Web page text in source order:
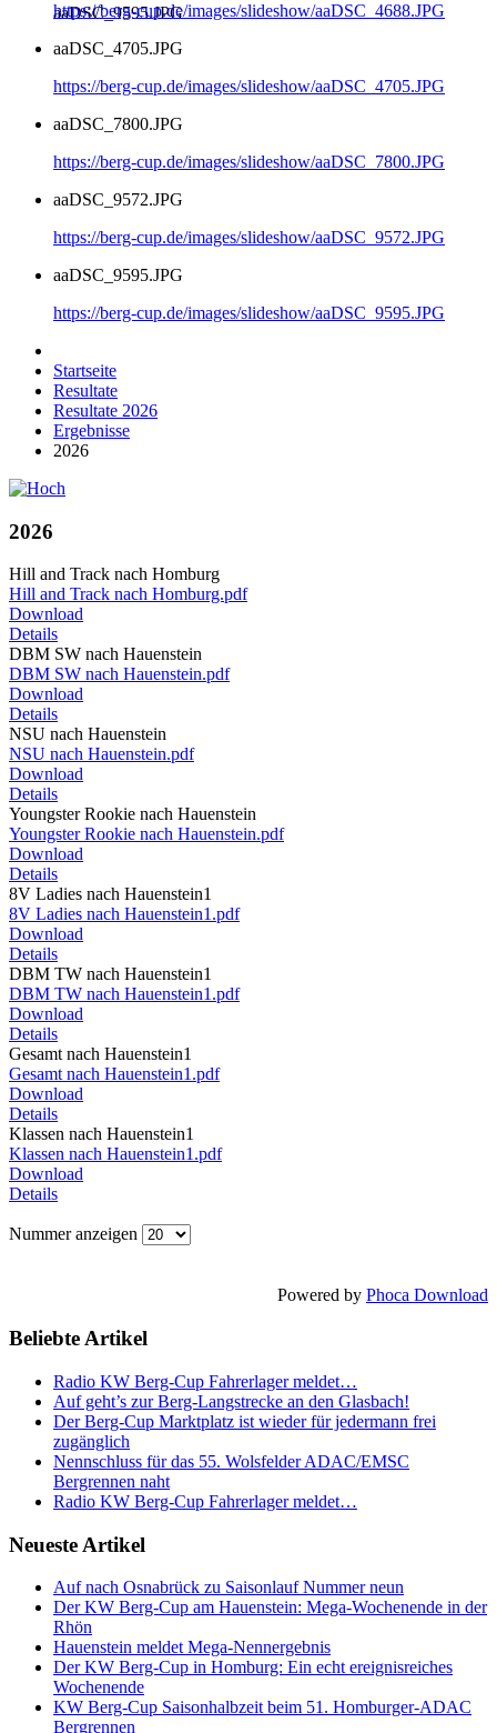
aaDSC_9595.JPG
https://berg-cup.de/images/slideshow/aaDSC_4688.JPG
aaDSC_4705.JPG
https://berg-cup.de/images/slideshow/aaDSC_4705.JPG
aaDSC_7800.JPG
https://berg-cup.de/images/slideshow/aaDSC_7800.JPG
aaDSC_9572.JPG
https://berg-cup.de/images/slideshow/aaDSC_9572.JPG
aaDSC_9595.JPG
https://berg-cup.de/images/slideshow/aaDSC_9595.JPG
Startseite
Resultate
Resultate 2026
Ergebnisse
2026
2026
Hill and Track nach Homburg
Hill and Track nach Homburg.pdf
Download
Details
DBM SW nach Hauenstein
DBM SW nach Hauenstein.pdf
Download
Details
NSU nach Hauenstein
NSU nach Hauenstein.pdf
Download
Details
Youngster Rookie nach Hauenstein
Youngster Rookie nach Hauenstein.pdf
Download
Details
8V Ladies nach Hauenstein1
8V Ladies nach Hauenstein1.pdf
Download
Details
DBM TW nach Hauenstein1
DBM TW nach Hauenstein1.pdf
Download
Details
Gesamt nach Hauenstein1
Gesamt nach Hauenstein1.pdf
Download
Details
Klassen nach Hauenstein1
Klassen nach Hauenstein1.pdf
Download
Details
Nummer anzeigen
Powered by Phoca Download
Beliebte Artikel
Radio KW Berg-Cup Fahrerlager meldet…
Auf geht’s zur Berg-Langstrecke an den Glasbach!
Der Berg-Cup Marktplatz ist wieder für jedermann frei
zugänglich
Nennschluss für das 55. Wolsfelder ADAC/EMSC
Bergrennen naht
Radio KW Berg-Cup Fahrerlager meldet…
Neueste Artikel
Auf nach Osnabrück zu Saisonlauf Nummer neun
Der KW Berg-Cup am Hauenstein: Mega-Wochenende in der
Rhön
Hauenstein meldet Mega-Nennergebnis
Der KW Berg-Cup in Homburg: Ein echt ereignisreiches
Wochenende
KW Berg-Cup Saisonhalbzeit beim 51. Homburger-ADAC
Bergrennen